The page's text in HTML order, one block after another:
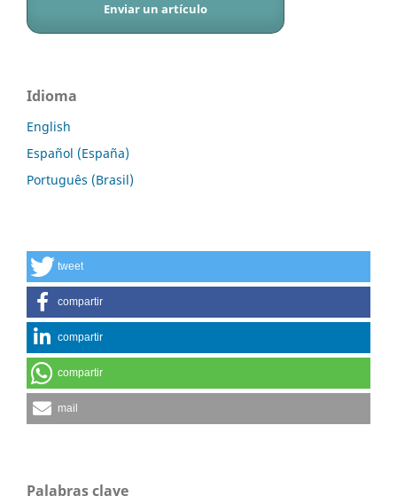
Enviar un artículo
Idioma
English
Español (España)
Português (Brasil)
tweet
compartir
compartir
compartir
mail
Palabras clave